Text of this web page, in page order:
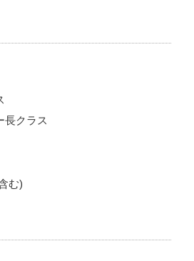
ことがあります。
ja/group/companies.html
のうち、日本国内に拠点を置く
目的
プ会社が取り扱う商品もしくは
、Eメール、ダイレクトメールお
ープ会社が共同で使用する個人情
長クラス
む)